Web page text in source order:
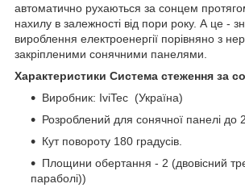
автоматично рухаються за сонцем
нахилу в залежності від пори року. А це -
вироблення електроенергії порівняно з
закріпленими сонячними панелями.
Характеристики Система стеження за
Виробник: IviTec (Україна)
Розроблений для сонячної панелі до
Кут повороту 180 градусів.
Площини обертання - 2 (двовісний
параболі))